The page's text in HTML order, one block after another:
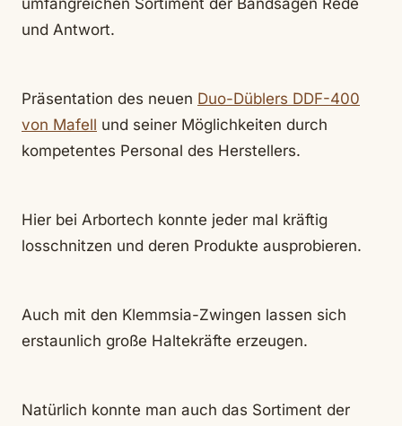
umfangreichen Sortiment der Bandsägen Rede
und Antwort.
Präsentation des neuen Duo-Düblers DDF-400
von Mafell und seiner Möglichkeiten durch
kompetentes Personal des Herstellers.
Hier bei Arbortech konnte jeder mal kräftig
losschnitzen und deren Produkte ausprobieren.
Auch mit den Klemmsia-Zwingen lassen sich
erstaunlich große Haltekräfte erzeugen.
Natürlich konnte man auch das Sortiment der